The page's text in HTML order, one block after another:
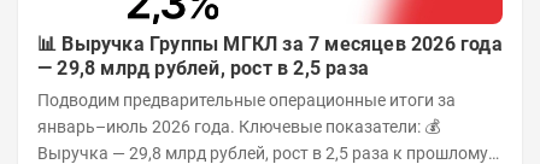
📊 Выручка Группы МГКЛ за 7 месяцев 2026 года
— 29,8 млрд рублей, рост в 2,5 раза
Подводим предварительные операционные итоги за
январь–июль 2026 года. Ключевые показатели: 💰
Выручка — 29,8 млрд рублей, рост в 2,5 раза к прошлому